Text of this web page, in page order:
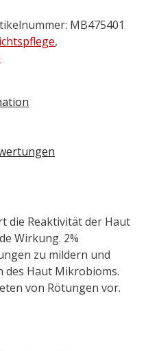
MB475401
,
die Reaktivität der Haut
Wirkung. 2%
zu mildern und
Haut Mikrobioms.
von Rötungen vor.